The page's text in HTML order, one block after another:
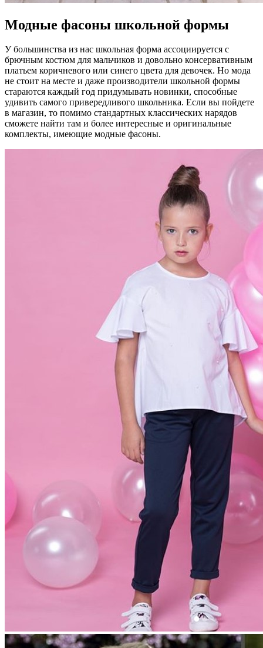
Модные фасоны школьной формы
У большинства из нас школьная форма ассоциируется с
брючным костюм для мальчиков и довольно консервативным
платьем коричневого или синего цвета для девочек. Но мода
не стоит на месте и даже производители школьной формы
стараются каждый год придумывать новинки, способные
удивить самого привередливого школьника. Если вы пойдете
в магазин, то помимо стандартных классических нарядов
сможете найти там и более интересные и оригинальные
комплекты, имеющие модные фасоны.